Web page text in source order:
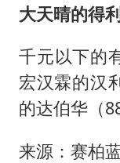
大天晴的得
千元以下的
宏汉霖的汉
的达伯华（
来源：赛柏